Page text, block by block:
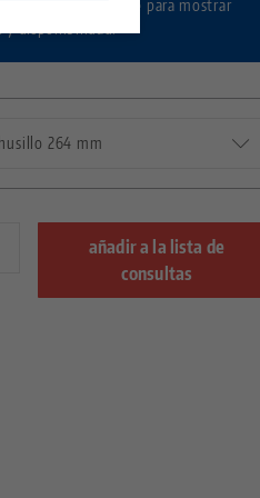
/ Registrarse para mostrar
y disponibilidad.
264 mm
añadir a la lista de
consultas